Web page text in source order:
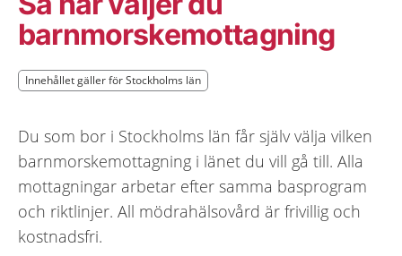
barnmorskemottagning
Innehållet gäller för Stockholms län
Innehållet gäller för Stockholms län
Du som bor i Stockholms län får själv välja vilken
barnmorskemottagning i länet du vill gå till. Alla
mottagningar arbetar efter samma basprogram
och riktlinjer. All mödrahälsovård är frivillig och
kostnadsfri.